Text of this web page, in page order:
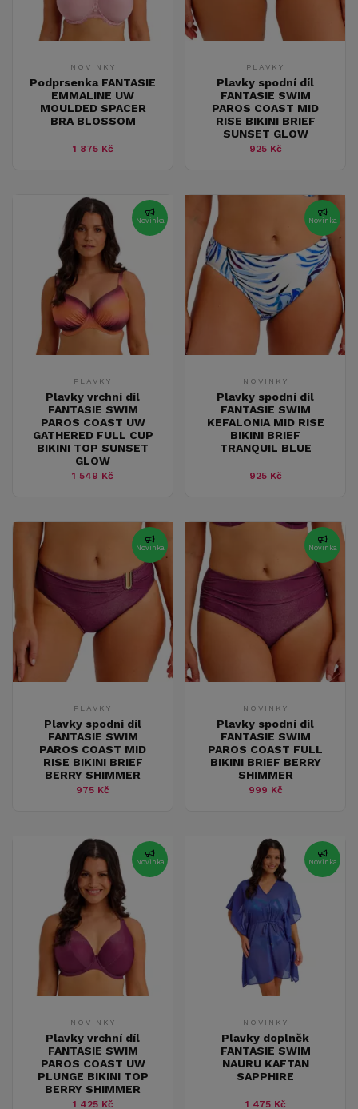
NOVINKY
Podprsenka FANTASIE
EMMALINE UW
MOULDED SPACER
BRA BLOSSOM
1 875 Kč
PLAVKY
Plavky spodní díl
FANTASIE SWIM
PAROS COAST MID
RISE BIKINI BRIEF
SUNSET GLOW
925 Kč
Novinka
PLAVKY
Plavky vrchní díl
FANTASIE SWIM
PAROS COAST UW
GATHERED FULL CUP
BIKINI TOP SUNSET
GLOW
1 549 Kč
Novinka
NOVINKY
Plavky spodní díl
FANTASIE SWIM
KEFALONIA MID RISE
BIKINI BRIEF
TRANQUIL BLUE
925 Kč
Novinka
PLAVKY
Plavky spodní díl
FANTASIE SWIM
PAROS COAST MID
RISE BIKINI BRIEF
BERRY SHIMMER
975 Kč
Novinka
NOVINKY
Plavky spodní díl
FANTASIE SWIM
PAROS COAST FULL
BIKINI BRIEF BERRY
SHIMMER
999 Kč
Novinka
NOVINKY
Plavky vrchní díl
FANTASIE SWIM
PAROS COAST UW
PLUNGE BIKINI TOP
BERRY SHIMMER
1 425 Kč
Novinka
NOVINKY
Plavky doplněk
FANTASIE SWIM
NAURU KAFTAN
SAPPHIRE
1 475 Kč